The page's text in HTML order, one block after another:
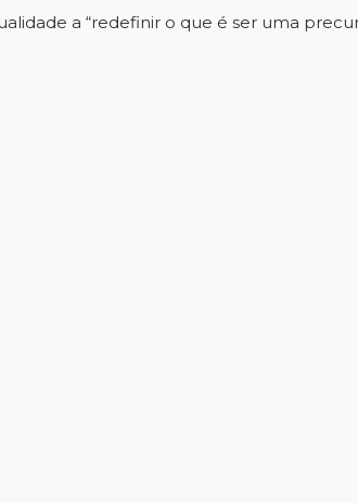
a “redefinir o que é ser uma